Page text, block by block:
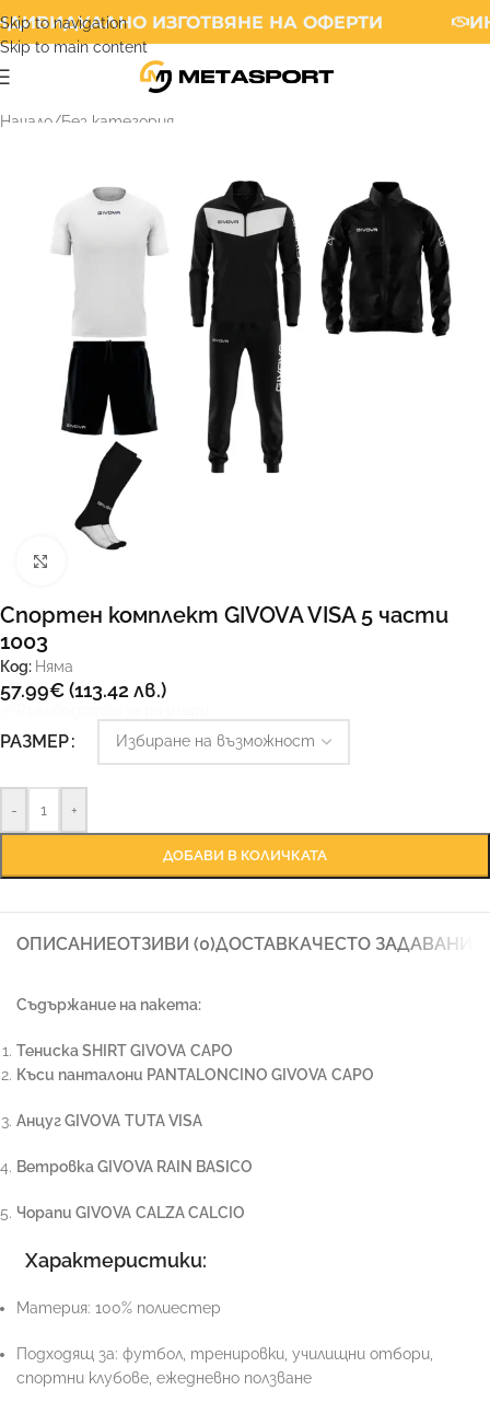
Skip to navigation
Skip to main content
ИЗГОТВЯНЕ НА ОФЕРТИ
Начало/Без категория
Спортен комплект GIVOVA VISA 5 части
1003
Код: Няма
57.99€(113.42 лв.)
РАЗМЕР
- +
ДОБАВИ В КОЛИЧКАТА
ОПИСАНИЕОТЗИВИ (0)ДОСТАВКАЧЕСТО ЗАДАВАНИ
Съдържание на пакета:
Тениска SHIRTGIVOVA CAPO
Къси панталони PANTALONCINO GIVOVA CAPO
Анцуг GIVOVA TUTAVISA
Ветровка GIVOVA RAIN BASICO
Чорапи GIVOVA CALZA CALCIO
Характеристики:
Материя: 100% полиестер
Подходящ за: футбол, тренировки, училищни отбори,
спортни клубове, ежедневно ползване